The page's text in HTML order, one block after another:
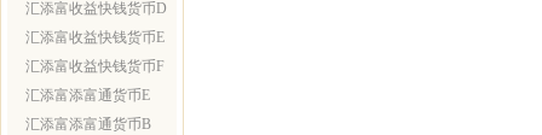
汇添富收益快钱货币D
汇添富收益快钱货币E
汇添富收益快钱货币F
汇添富添富通货币E
汇添富添富通货币B